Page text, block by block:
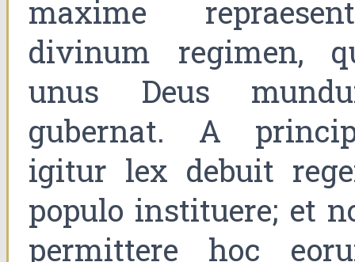
maxime
divinum regimen,
unus Deus
gubernat. A
igitur lex debuit
populo instituere; et
permittere hoc